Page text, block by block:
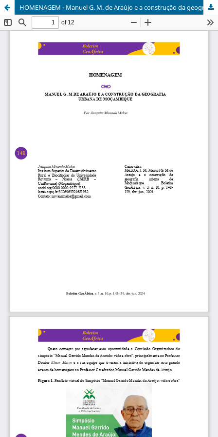
HOMENAGEM - Manuel G. M. de Araújo e a construção da geografia urbana de Moçambique